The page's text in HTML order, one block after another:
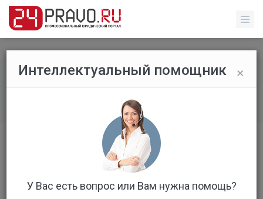
Форум / Уголовное право /
Чтобы ответить, Вам необходимо
×
Интеллектуальный помощник
У Вас есть вопрос или Вам нужна помощь?